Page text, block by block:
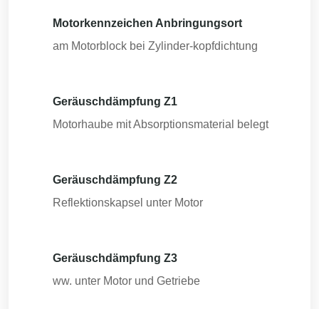
Motorkennzeichen Anbringungsort
am Motorblock bei Zylinder-kopfdichtung
Geräuschdämpfung Z1
Motorhaube mit Absorptionsmaterial belegt
Geräuschdämpfung Z2
Reflektionskapsel unter Motor
Geräuschdämpfung Z3
ww. unter Motor und Getriebe